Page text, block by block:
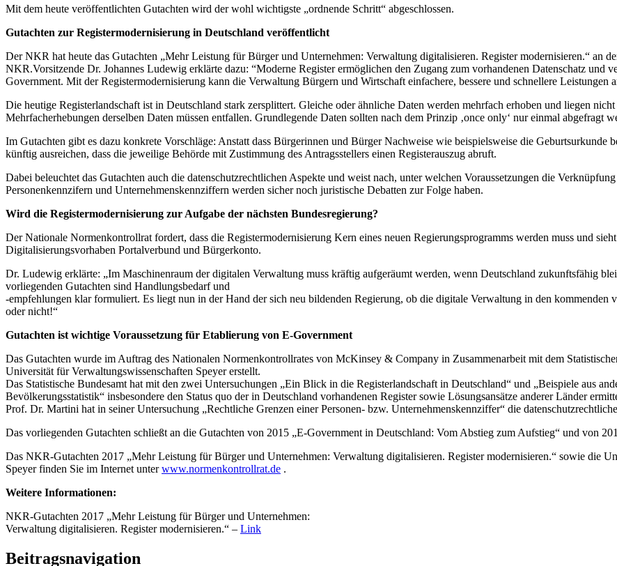
Mit dem heute veröffentlichten Gutachten wird der wohl wichtigste „ordnende Schritt“ abgeschlossen.
Gutachten zur Registermodernisierung in Deutschland veröffentlicht
Der NKR hat heute das Gutachten „Mehr Leistung für Bürger und Unternehmen: Verwaltung digitalisieren. Register modernisieren.“ an
NKR.Vorsitzende Dr. Johannes Ludewig erklärte dazu: “Moderne Register ermöglichen den Zugang zum vorhandenen Datenschatz und
Government. Mit der Registermodernisierung kann die Verwaltung Bürgern und Wirtschaft einfachere, bessere und schnellere Leistungen
Die heutige Registerlandschaft ist in Deutschland stark zersplittert. Gleiche oder ähnliche Daten werden mehrfach erhoben und liegen
Mehrfacherhebungen derselben Daten müssen entfallen. Grundlegende Daten sollten nach dem Prinzip ‚once only‘ nur einmal abgefragt
Im Gutachten gibt es dazu konkrete Vorschläge: Anstatt dass Bürgerinnen und Bürger Nachweise wie beispielsweise die Geburtsurkunde
künftig ausreichen, dass die jeweilige Behörde mit Zustimmung des Antragsstellers einen Registerauszug abruft.
Dabei beleuchtet das Gutachten auch die datenschutzrechtlichen Aspekte und weist nach, unter welchen Voraussetzungen die
Personenkennzifern und Unternehmenskennziffern werden sicher noch juristische Debatten zur Folge haben.
Wird die Registermodernisierung zur Aufgabe der nächsten Bundesregierung?
Der Nationale Normenkontrollrat fordert, dass die Registermodernisierung Kern eines neuen Regierungsprogramms werden muss und
Digitalisierungsvorhaben Portalverbund und Bürgerkonto.
Dr. Ludewig erklärte: „Im Maschinenraum der digitalen Verwaltung muss kräftig aufgeräumt werden, wenn Deutschland zukunftsfähig
vorliegenden Gutachten sind Handlungsbedarf und
-empfehlungen klar formuliert. Es liegt nun in der Hand der sich neu bildenden Regierung, ob die digitale Verwaltung in den
oder nicht!“
Gutachten ist wichtige Voraussetzung für Etablierung von E-Government
Das Gutachten wurde im Auftrag des Nationalen Normenkontrollrates von McKinsey & Company in Zusammenarbeit mit dem
Universität für Verwaltungswissenschaften Speyer erstellt.
Das Statistische Bundesamt hat mit den zwei Untersuchungen „Ein Blick in die Registerlandschaft in Deutschland“ und „Beispiele aus
Bevölkerungsstatistik“ insbesondere den Status quo der in Deutschland vorhandenen Register sowie Lösungsansätze anderer Länder
Prof. Dr. Martini hat in seiner Untersuchung „Rechtliche Grenzen einer Personen- bzw. Unternehmenskennziffer“ die
Das vorliegenden Gutachten schließt an die Gutachten von 2015 „E-Government in Deutschland: Vom Abstieg zum Aufstieg“ und von
Das NKR-Gutachten 2017 „Mehr Leistung für Bürger und Unternehmen: Verwaltung digitalisieren. Register modernisieren.“ sowie die
Speyer finden Sie im Internet unterwww.normenkontrollrat.de .
Weitere Informationen:
NKR-Gutachten 2017 „Mehr Leistung für Bürger und Unternehmen:
Verwaltung digitalisieren. Register modernisieren.“ – Link
Beitragsnavigation